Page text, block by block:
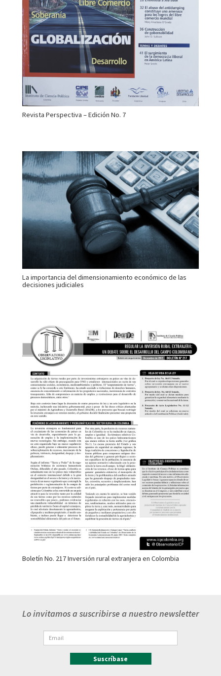
Revista Perspectiva – Edición No. 7
La importancia del dimensionamiento económico de las
decisiones judiciales
Boletín No. 217 Inversión rural extranjera en Colombia
Lo invitamos a suscribirse a nuestro newsletter